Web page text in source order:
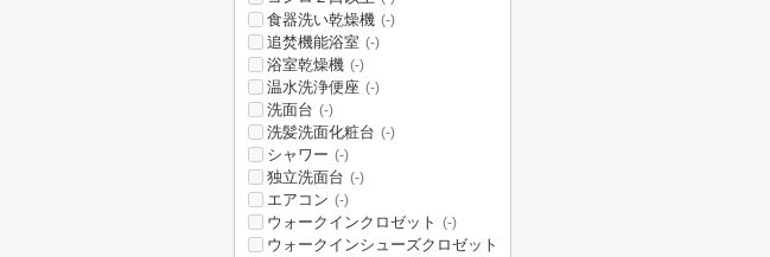
食器洗い乾燥機 (-)
追焚機能浴室 (-)
浴室乾燥機 (-)
温水洗浄便座 (-)
洗面台 (-)
洗髪洗面化粧台 (-)
シャワー (-)
独立洗面台 (-)
エアコン (-)
ウォークインクロゼット (-)
ウォークインシューズクロゼット